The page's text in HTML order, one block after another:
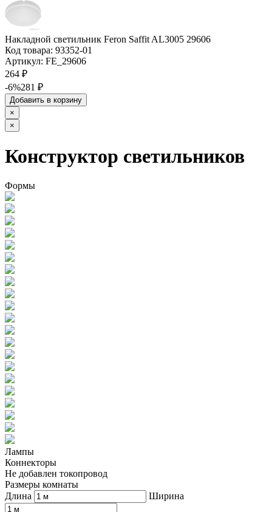
Накладной светильник Feron Saffit AL3005 29606
Код товара: 93352-01
Артикул: FE_29606
264 ₽
-6%281 ₽
Добавить в корзину
×
×
Конструктор светильников
Формы
Лампы
Коннекторы
Не добавлен токопровод
Размеры комнаты
Длина
Ширина